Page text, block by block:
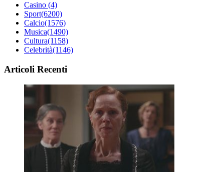
Casino (4)
Sport(6200)
Calcio(1576)
Musica(1490)
Cultura(1158)
Celebrità(1146)
Articoli Recenti